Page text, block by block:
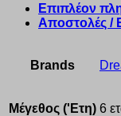
Επιπλέον
Αποστολές /
Brands
Μέγεθος ('Ετη) 6